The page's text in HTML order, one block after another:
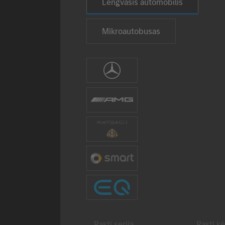
Mikroautobusas
Pasirinkti prekės ženklą
Mercedes-Benz
AMG
Mercedes-Maybach
smart
Mercedes-EQ